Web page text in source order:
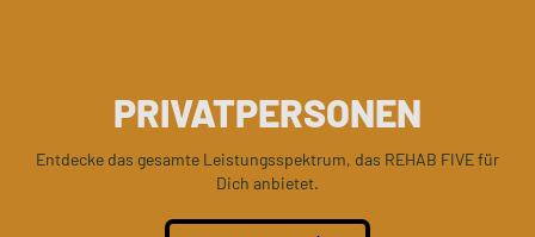
PRIVATPERSONEN
Entdecke das gesamte Leistungsspektrum, das REHAB FIVE für
Dich anbietet.